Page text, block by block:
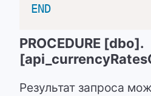
END
PROCEDURE [dbo].
Результат запроса